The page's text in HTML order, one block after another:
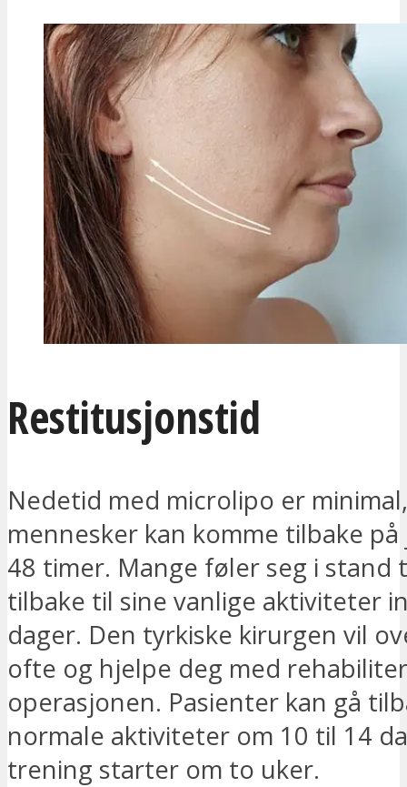
Restitusjonstid
Nedetid med microlipo er
mennesker kan komme tilbake
48 timer. Mange føler seg i stand
tilbake til sine vanlige aktiviteter
dager. Den tyrkiske kirurgen vil
ofte og hjelpe deg med
operasjonen. Pasienter kan gå
normale aktiviteter om 10 til 14
trening starter om to uker.